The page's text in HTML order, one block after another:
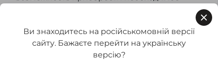
оформления и актуальные условия уточняйте
у менеджера во время заказа.
Ви знаходитесь на російськомовній версії
сайту. Бажаєте перейти на українську
версію?